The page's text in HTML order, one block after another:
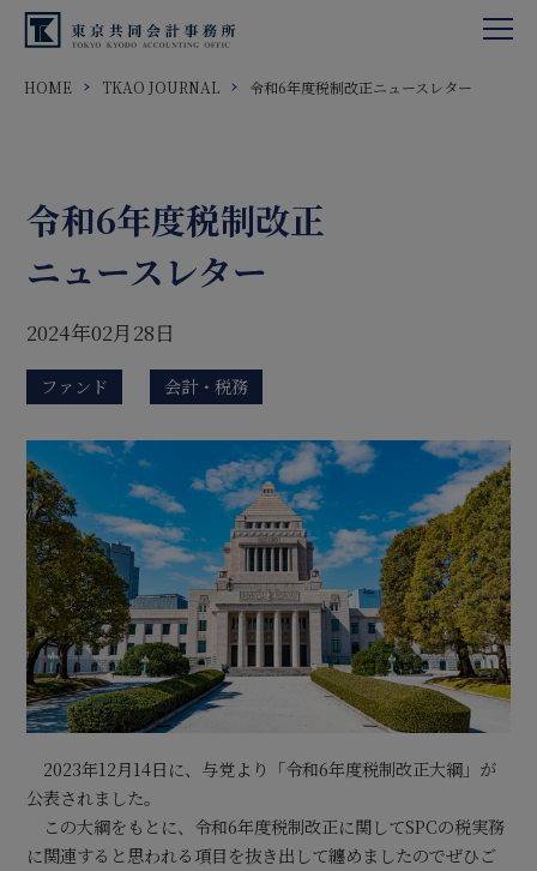
HOME TKAO JOURNAL 令和6年度税制改正ニュースレター
令和6年度税制改正
ニュースレター
2024年02月28日
ファンド 会計・税務
2023年12月14日に、与党より「令和6年度税制改正大綱」が
公表されました。
この大綱をもとに、令和6年度税制改正に関してSPCの税実務
に関連すると思われる項目を抜き出して纏めましたのでぜひご